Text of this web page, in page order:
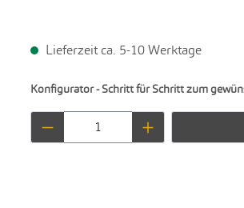
Lieferzeit ca. 5-10 Werktage
Konfigurator - Schritt für Schritt zum
Produkt Anzahl: Gib